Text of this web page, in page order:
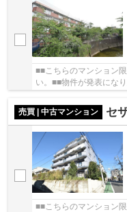
■■こちらのマンション
い。■■物件が発表にな
売買 | 中古マンション セ
■■こちらのマンション